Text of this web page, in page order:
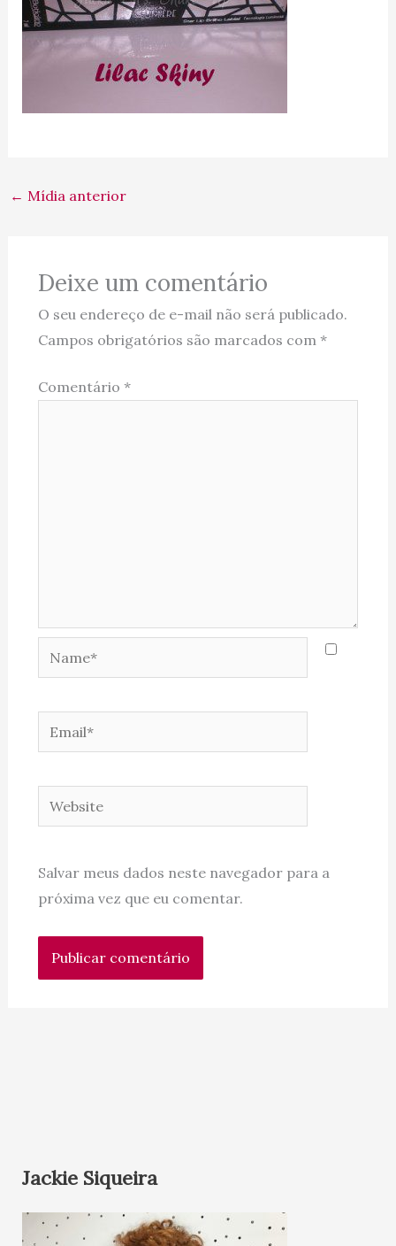
← Mídia anterior
Deixe um comentário
O seu endereço de e-mail não será publicado.
Campos obrigatórios são marcados com *
Comentário *
Name*
Email*
Website
Salvar meus dados neste navegador para a
próxima vez que eu comentar.
Jackie Siqueira